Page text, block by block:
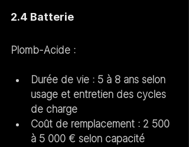
2.4 Batterie
Plomb-Acide :
Durée de vie : 5 à 8 ans selon
usage et entretien des cycles
de charge
Coût de remplacement : 2 500
à 5 000 € selon capacité